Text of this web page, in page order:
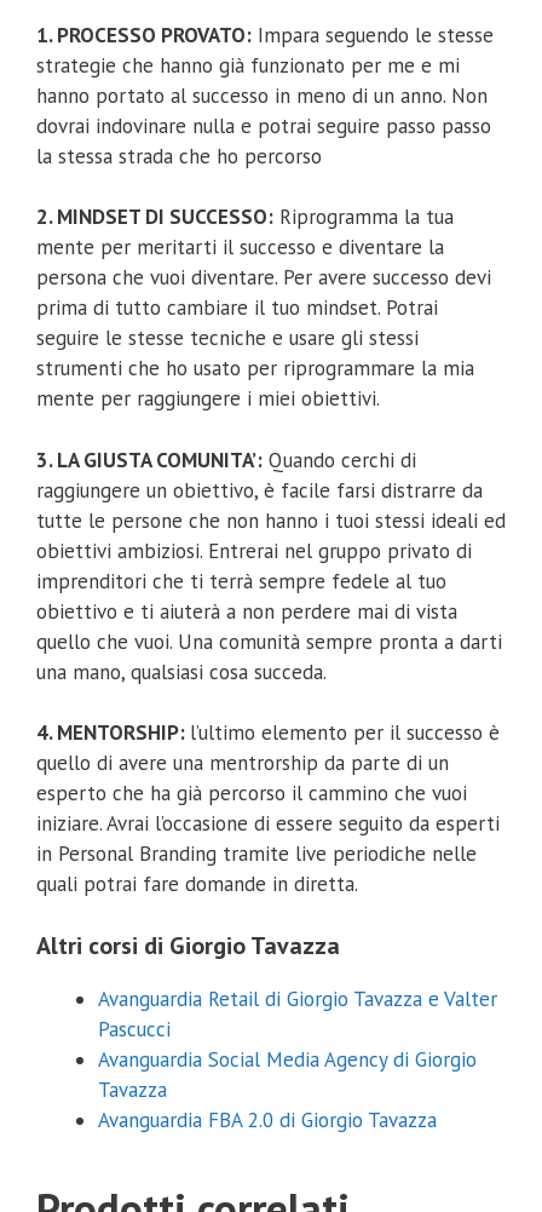
1. PROCESSO PROVATO: Impara seguendo le stesse
strategie che hanno già funzionato per me e mi
hanno portato al successo in meno di un anno. Non
dovrai indovinare nulla e potrai seguire passo passo
la stessa strada che ho percorso
2. MINDSET DI SUCCESSO: Riprogramma la tua
mente per meritarti il successo e diventare la
persona che vuoi diventare. Per avere successo devi
prima di tutto cambiare il tuo mindset. Potrai
seguire le stesse tecniche e usare gli stessi
strumenti che ho usato per riprogrammare la mia
mente per raggiungere i miei obiettivi.
3. LA GIUSTA COMUNITA’: Quando cerchi di
raggiungere un obiettivo, è facile farsi distrarre da
tutte le persone che non hanno i tuoi stessi ideali ed
obiettivi ambiziosi. Entrerai nel gruppo privato di
imprenditori che ti terrà sempre fedele al tuo
obiettivo e ti aiuterà a non perdere mai di vista
quello che vuoi. Una comunità sempre pronta a darti
una mano, qualsiasi cosa succeda.
4. MENTORSHIP: l’ultimo elemento per il successo è
quello di avere una mentrorship da parte di un
esperto che ha già percorso il cammino che vuoi
iniziare. Avrai l’occasione di essere seguito da esperti
in Personal Branding tramite live periodiche nelle
quali potrai fare domande in diretta.
Altri corsi di Giorgio Tavazza
Avanguardia Retail di Giorgio Tavazza e Valter
Pascucci
Avanguardia Social Media Agency di Giorgio
Tavazza
Avanguardia FBA 2.0 di Giorgio Tavazza